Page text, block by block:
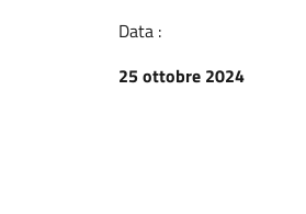
Data :
25 ottobre 2024